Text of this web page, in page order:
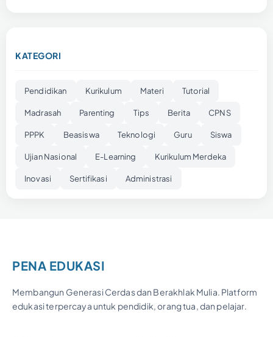
KATEGORI
Pendidikan Kurikulum Materi Tutorial
Madrasah Parenting Tips Berita CPNS
PPPK Beasiswa Teknologi Guru Siswa
Ujian Nasional E-Learning Kurikulum Merdeka
Inovasi Sertifikasi Administrasi
PENA EDUKASI
Membangun Generasi Cerdas dan Berakhlak Mulia. Platform
edukasi terpercaya untuk pendidik, orang tua, dan pelajar.